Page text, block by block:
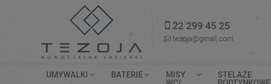
22 299 45 25
tezoja@gmail.com
UMYWALKI BATERIE
MISY
STELAŻE